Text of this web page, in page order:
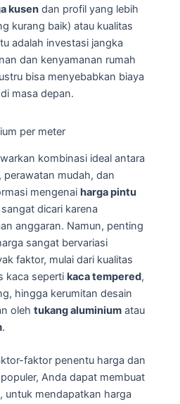
kusen dan profil yang lebih
kurang baik) atau kualitas
adalah investasi jangka
dan kenyamanan rumah
bisa menyebabkan biaya
masa depan.
kombinasi ideal antara
perawatan mudah, dan
mengenai harga pintu
sangat dicari karena
anggaran. Namun, penting
sangat bervariasi
faktor, mulai dari kualitas
kaca seperti kaca tempered,
hingga kerumitan desain
oleh tukang aluminium atau
.
faktor penentu harga dan
Anda dapat membuat
untuk mendapatkan harga